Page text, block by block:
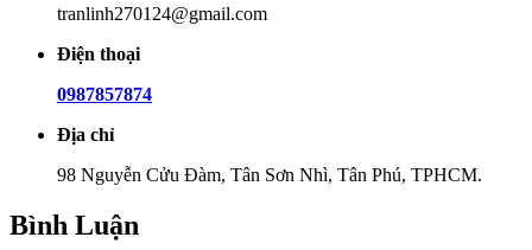
tranlinh270124@gmail.com
Điện thoại
0987857874
Địa chỉ
98 Nguyễn Cửu Đàm, Tân Sơn Nhì, Tân Phú, TPHCM.
Bình Luận